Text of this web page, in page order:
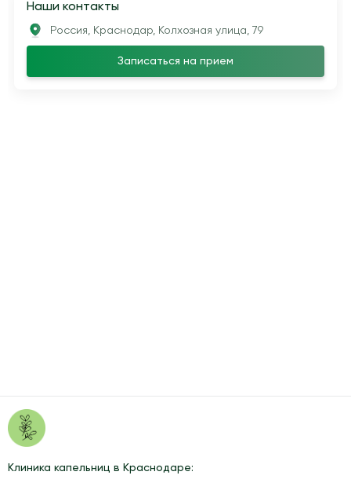
Наши контакты
Россия, Краснодар, Колхозная улица, 79
Записаться на прием
Клиника капельниц в Краснодаре: